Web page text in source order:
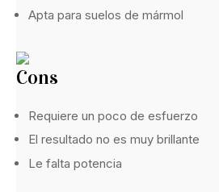
Apta para suelos de mármol
Cons
Requiere un poco de esfuerzo
El resultado no es muy brillante
Le falta potencia